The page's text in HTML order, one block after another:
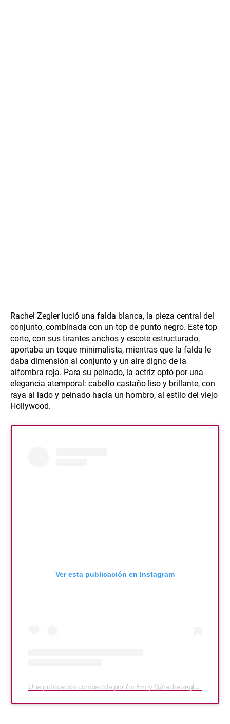
Rachel Zegler lució una falda blanca, la pieza central del
conjunto, combinada con un top de punto negro. Este top
corto, con sus tirantes anchos y escote estructurado,
aportaba un toque minimalista, mientras que la falda le
daba dimensión al conjunto y un aire digno de la
alfombra roja. Para su peinado, la actriz optó por una
elegancia atemporal: cabello castaño liso y brillante, con
raya al lado y peinado hacia un hombro, al estilo del viejo
Hollywood.
Ver esta publicación en Instagram
Una publicación compartida por i'm Emily (@rachelzeglerarchive)